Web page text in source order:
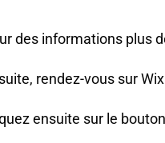
des informations plus
rendez-vous sur
ensuite sur le